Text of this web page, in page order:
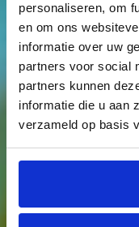
personaliseren, om
en om ons
informatie over uw
partners voor social
partners kunnen
informatie die u aan
verzameld op basis